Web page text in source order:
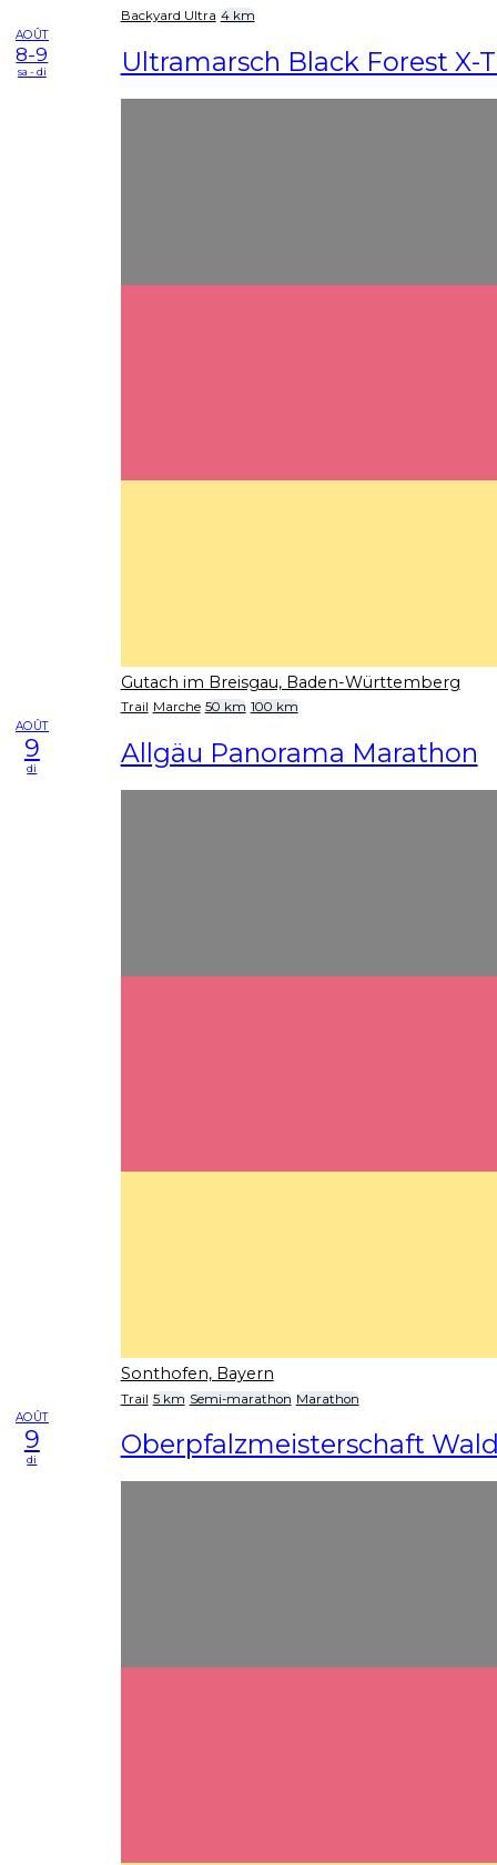
Backyard Ultra 4 km
AOÛT
8-9
sa - di Ultramarsch Black Forest X-
Gutach im Breisgau, Baden-Württemberg
Trail Marche 50 km 100 km
AOÛT
9
di Allgäu Panorama Marathon
Sonthofen, Bayern
Trail 5 km Semi-marathon Marathon
AOÛT
9
di Oberpfalzmeisterschaft